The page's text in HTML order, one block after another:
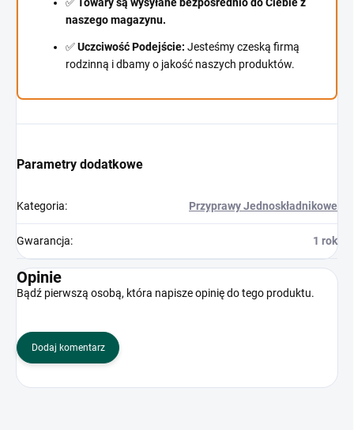
✅Towary są wysyłane bezpośrednio do Ciebie z
naszego magazynu.
✅Uczciwość Podejście: Jesteśmy czeską firmą
rodzinną i dbamy o jakość naszych produktów.
Parametry dodatkowe
Kategoria: Przyprawy Jednoskładnikowe
Gwarancja: 1 rok
Opinie
Bądź pierwszą osobą, która napisze opinię do tego produktu.
Dodaj komentarz